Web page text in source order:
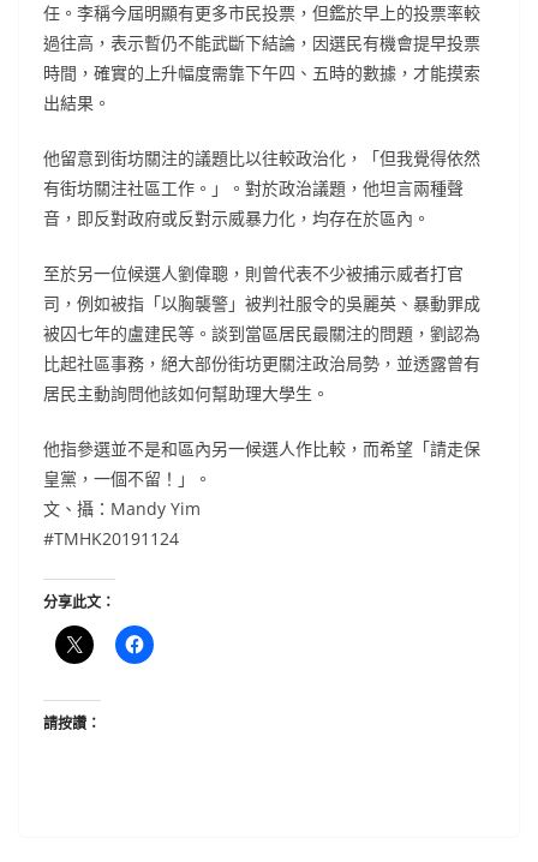
任。李稱今屆明顯有更多市民投票，但鑑於早上的投票率較
過往高，表示暫仍不能武斷下結論，因選民有機會提早投票
時間，確實的上升幅度需靠下午四、五時的數據，才能摸索
出結果。
他留意到街坊關注的議題比以往較政治化，「但我覺得依然
有街坊關注社區工作。」。對於政治議題，他坦言兩種聲
音，即反對政府或反對示威暴力化，均存在於區內。
至於另一位候選人劉偉聰，則曾代表不少被捕示威者打官
司，例如被指「以胸襲警」被判社服令的吳麗英、暴動罪成
被囚七年的盧建民等。談到當區居民最關注的問題，劉認為
比起社區事務，絕大部份街坊更關注政治局勢，並透露曾有
居民主動詢問他該如何幫助理大學生。
他指參選並不是和區內另一候選人作比較，而希望「請走保
皇黨，一個不留！」。
文、攝：Mandy Yim
#TMHK20191124
分享此文：
請按讚：